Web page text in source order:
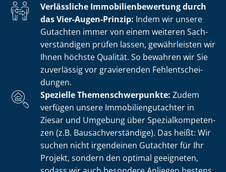
Verlässliche Im­mo­bi­li­en­be­wer­tung durch
das Vier-Augen-Prinzip: Indem wir unsere
Gutachten immer von einem weiteren Sach­
ver­stän­di­gen prüfen lassen, gewährleisten wir
Ihnen höchste Qualität. So bewahren wir Sie
zuverlässig vor gravierenden Fehl­ent­schei­
dun­gen.
Spezielle The­men­schwer­punk­te: Zudem
verfügen unsere Im­mo­bi­li­en­gut­ach­ter in
Ziesar und Umgebung über Spe­zi­al­kom­pe­ten­
zen (z.B. Bau­sach­ver­stän­di­ge). Das heißt: Wir
suchen nicht irgendeinen Gutachter für Ihr
Projekt, sondern den optimal geeigneten,